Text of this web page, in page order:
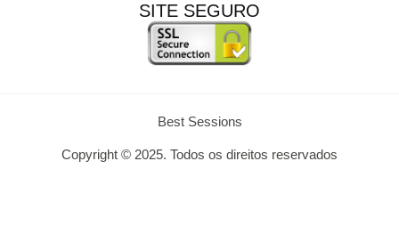
SITE SEGURO
Best Sessions
Copyright © 2025. Todos os direitos reservados